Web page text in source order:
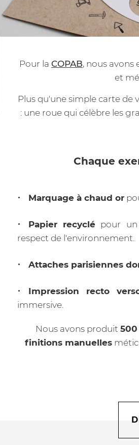
Pour la COPAB, nous
et
Plus qu'une simple carte
: une roue qui célèbre les
Chaque
Marquage à chaud or
Papier recyclé pour
respect de l'environnement.
Attaches parisiennes
Impression recto
immersive.
Nous avons produit
finitions manuelles